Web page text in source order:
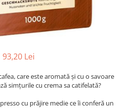
93,20 Lei
care este aromată și cu o savoare
simțurile cu crema sa catifelată?
cu prăjire medie ce îi conferă un